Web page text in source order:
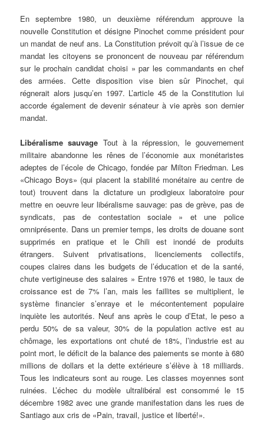
En septembre 1980, un deuxième référendum approuve la
nouvelle Constitution et désigne Pinochet comme président pour
un mandat de neuf ans. La Constitution prévoit qu’à l’issue de ce
mandat les citoyens se prononcent de nouveau par référendum
sur le prochain candidat choisi » par les commandants en chef
des armées. Cette disposition vise bien sûr Pinochet, qui
régnerait alors jusqu’en 1997. L’article 45 de la Constitution lui
accorde également de devenir sénateur à vie après son dernier
mandat.
Libéralisme sauvage Tout à la répression, le gouvernement
militaire abandonne les rênes de l’économie aux monétaristes
adeptes de l’école de Chicago, fondée par Milton Friedman. Les
«Chicago Boys» (qui placent la stabilité monétaire au centre de
tout) trouvent dans la dictature un prodigieux laboratoire pour
mettre en oeuvre leur libéralisme sauvage: pas de grève, pas de
syndicats, pas de contestation sociale » et une police
omniprésente. Dans un premier temps, les droits de douane sont
supprimés en pratique et le Chili est inondé de produits
étrangers. Suivent privatisations, licenciements collectifs,
coupes claires dans les budgets de l’éducation et de la santé,
chute vertigineuse des salaires » Entre 1976 et 1980, le taux de
croissance est de 7% l’an, mais les faillites se multiplient, le
système financier s’enraye et le mécontentement populaire
inquiète les autorités. Neuf ans après le coup d’Etat, le peso a
perdu 50% de sa valeur, 30% de la population active est au
chômage, les exportations ont chuté de 18%, l’industrie est au
point mort, le déficit de la balance des paiements se monte à 680
millions de dollars et la dette extérieure s’élève à 18 milliards.
Tous les indicateurs sont au rouge. Les classes moyennes sont
ruinées. L’échec du modèle ultralibéral est consommé le 15
décembre 1982 avec une grande manifestation dans les rues de
Santiago aux cris de «Pain, travail, justice et liberté!».